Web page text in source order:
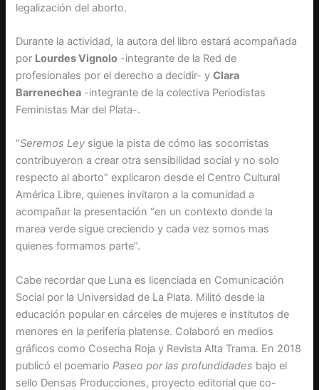
legalización del aborto.
Durante la actividad, la autora del libro estará acompañada
por Lourdes Vignolo -integrante de la Red de
profesionales por el derecho a decidir- yClara
Barrenechea -integrante de la colectiva Periodistas
Feministas Mar del Plata-.
“Seremos Ley sigue la pista de cómo las socorristas
contribuyeron a crear otra sensibilidad social y no solo
respecto al aborto” explicaron desde el Centro Cultural
América Libre, quienes invitaron a la comunidad a
acompañar la presentación “en un contexto donde la
marea verde sigue creciendo y cada vez somos mas
quienes formamos parte”.
Cabe recordar que Luna es licenciada en Comunicación
Social por la Universidad de La Plata. Militó desde la
educación popular en cárceles de mujeres e institutos de
menores en la periferia platense. Colaboró en medios
gráficos como Cosecha Roja y Revista Alta Trama. En 2018
publicó el poemarioPaseo por las profundidades bajo el
sello Densas Producciones, proyecto editorial que co-